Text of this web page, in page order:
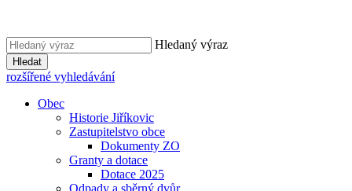
Hledaný výraz
Hledat
rozšířené vyhledávání
Obec
Historie Jiříkovic
Zastupitelstvo obce
Dokumenty ZO
Granty a dotace
Dotace 2025
Odpady a sběrný dvůr